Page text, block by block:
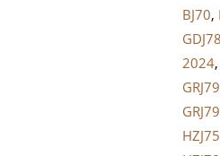
J7
Grau
BJ70,
GDJ78
2024,